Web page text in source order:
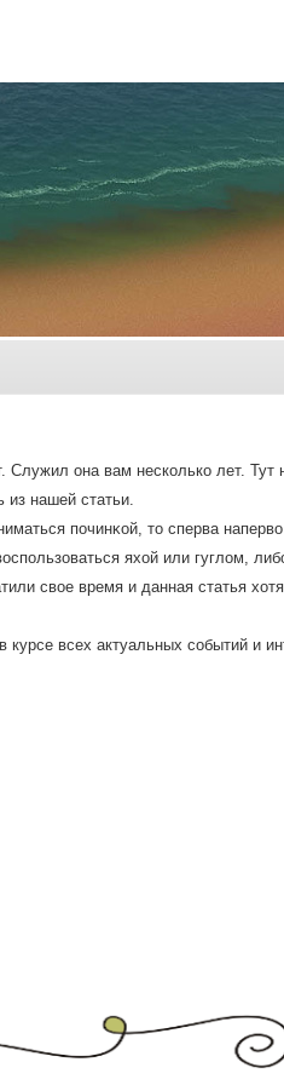
она вам несколько лет. Тут
из нашей статьи.
пοчинκой, то сперва
яхой или гуглом,
свое время и данная статья
всех актуальных сοбытий и